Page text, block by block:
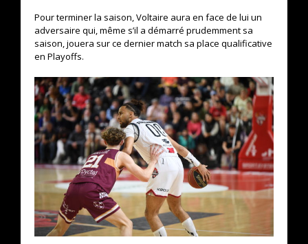
Pour terminer la saison, Voltaire aura en face de lui un
adversaire qui, même s’il a démarré prudemment sa
saison, jouera sur ce dernier match sa place qualificative
en Playoffs.